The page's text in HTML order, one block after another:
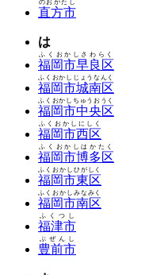
直方市
のおがたし
は
福岡市早良区
ふくおかしさわらく
福岡市城南区
ふくおかしじょうなんく
福岡市中央区
ふくおかしちゅうおうく
福岡市西区
ふくおかしにしく
福岡市博多区
ふくおかしはかたく
福岡市東区
ふくおかしひがしく
福岡市南区
ふくおかしみなみく
福津市
ふくつし
豊前市
ぶぜんし